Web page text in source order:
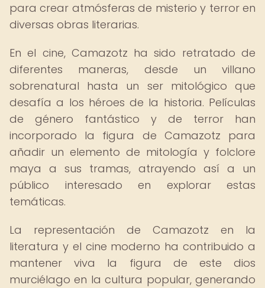
para crear atmósferas de misterio y terror en
diversas obras literarias.
En el cine, Camazotz ha sido retratado de
diferentes maneras, desde un villano
sobrenatural hasta un ser mitológico que
desafía a los héroes de la historia. Películas
de género fantástico y de terror han
incorporado la figura de Camazotz para
añadir un elemento de mitología y folclore
maya a sus tramas, atrayendo así a un
público interesado en explorar estas
temáticas.
La representación de Camazotz en la
literatura y el cine moderno ha contribuido a
mantener viva la figura de este dios
murciélago en la cultura popular, generando